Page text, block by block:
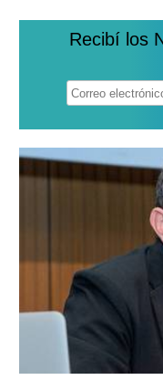
Recibí los